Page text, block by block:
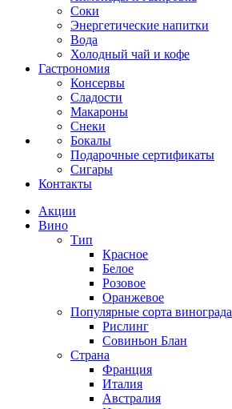
Соки
Энергетические напитки
Вода
Холодный чай и кофе
Гастрономия
Консервы
Сладости
Макароны
Снеки
Бокалы
Подарочные сертификаты
Сигары
Контакты
Акции
Вино
Тип
Красное
Белое
Розовое
Оранжевое
Популярные сорта винограда
Рислинг
Совиньон Блан
Страна
Франция
Италия
Австралия